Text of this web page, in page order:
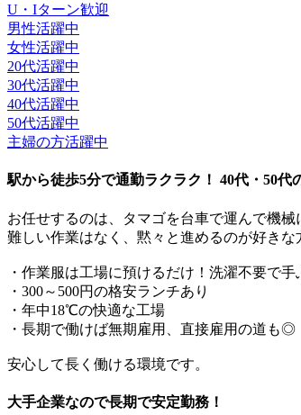
U・Iターン歓迎
男性活躍中
女性活躍中
20代活躍中
30代活躍中
40代活躍中
50代活躍中
主婦の方活躍中
駅から徒歩5分で通勤ラクラク！ 40代・50代
お任せするのは、タマゴを台車で運んで機械
難しい作業はなく、黙々と進めるのが好きな
・作業服は工場に預けるだけ！洗濯不要で手
・300～500円の格安ランチあり
・年中18℃の快適な工場
・長期で働けば無期雇用、直接雇用の道も◎
安心して長く働ける環境です。
大手企業なので長期で安定勤務！